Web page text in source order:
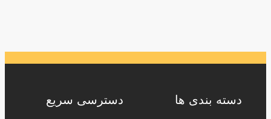
دسته بندی ها دسترسی سریع